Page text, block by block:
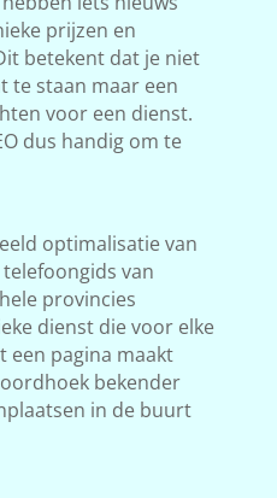
prijzen en
betekent dat je niet
te staan maar een
voor een dienst.
dus handig om te
optimalisatie van
van
provincies
dienst die voor elke
een pagina maakt
bekender
in de buurt